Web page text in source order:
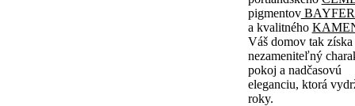
pigmentov
a kvalitného
Váš domov tak získa
nezameniteľný
pokoj a nadčasovú
eleganciu, ktorá
roky.